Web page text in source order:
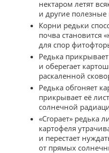
нектаром летят
и другие
Корни редьки
почва становится «
для спор
Редька
и оберегает
раскаленной
Редька обгоняет
прикрывает её
солнечной
«Сгорает» редька
картофеля
и перестает
от прямых